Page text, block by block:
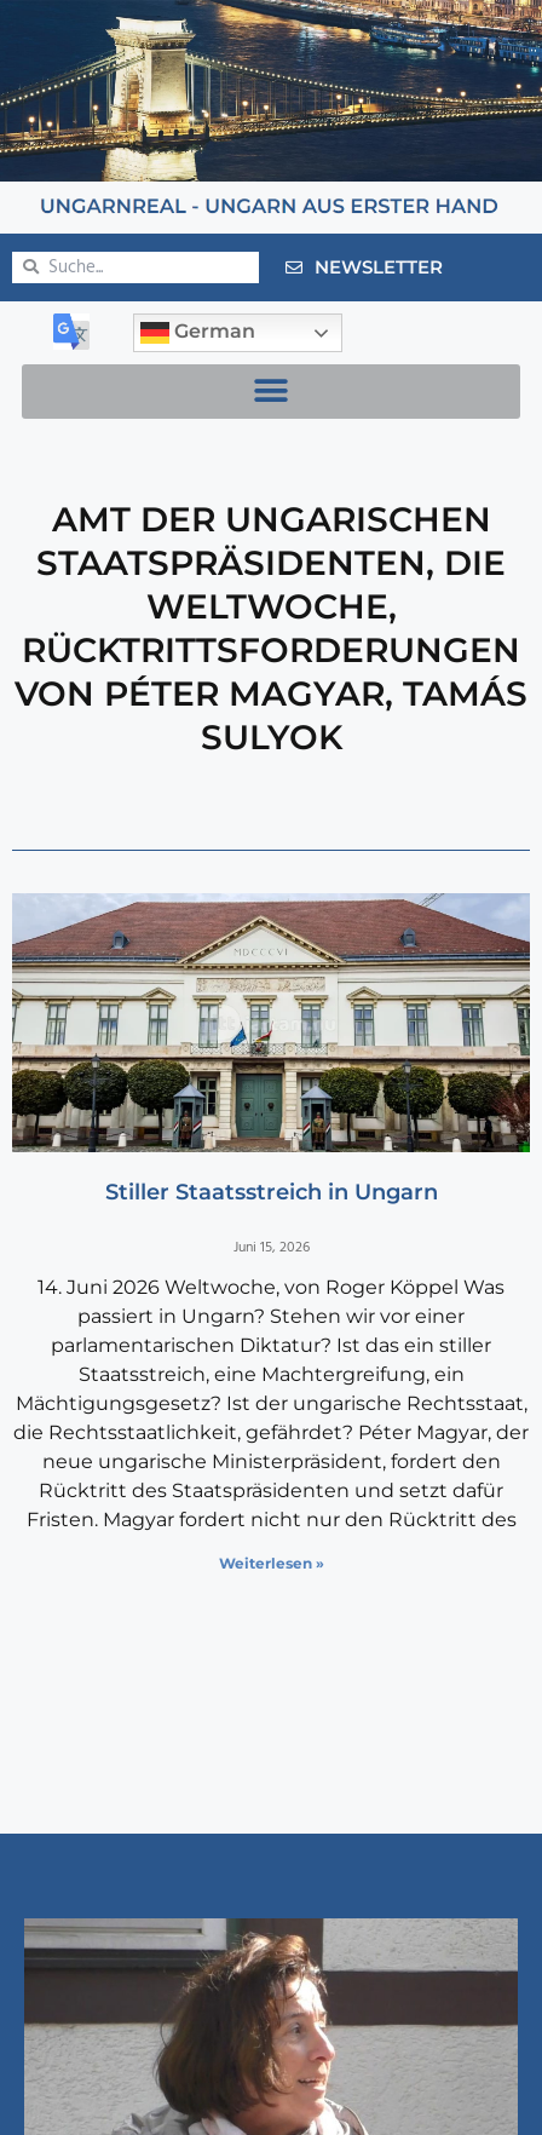
NEWSLETTER
German
AMT DER UNGARISCHEN
STAATSPRÄSIDENTEN, DIE
WELTWOCHE,
RÜCKTRITTSFORDERUNGEN
VON PÉTER MAGYAR, TAMÁS
SULYOK
Stiller Staatsstreich in Ungarn
Juni 15, 2026
14. Juni 2026 Weltwoche, von Roger Köppel Was
passiert in Ungarn? Stehen wir vor einer
parlamentarischen Diktatur? Ist das ein stiller
Staatsstreich, eine Machtergreifung, ein
Mächtigungsgesetz? Ist der ungarische Rechtsstaat,
die Rechtsstaatlichkeit, gefährdet? Péter Magyar, der
neue ungarische Ministerpräsident, fordert den
Rücktritt des Staatspräsidenten und setzt dafür
Fristen. Magyar fordert nicht nur den Rücktritt des
Weiterlesen »